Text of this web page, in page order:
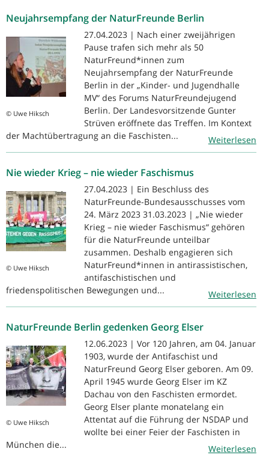
Neujahrsempfang der NaturFreunde Berlin
© Uwe Hiksch
27.04.2023 | Nach einer zweijährigen
Pause trafen sich mehr als 50
NaturFreund*innen zum
Neujahrsempfang der NaturFreunde
Berlin in der „Kinder- und Jugendhalle
MV“ des Forums NaturFreundejugend
Berlin. Der Landesvorsitzende Gunter
Strüven eröffnete das Treffen. Im Kontext
der Machtübertragung an die Faschisten...
Weiterlesen
Nie wieder Krieg – nie wieder Faschismus
© Uwe Hiksch
27.04.2023 | Ein Beschluss des
NaturFreunde-Bundesausschusses vom
24. März 2023 31.03.2023 | „Nie wieder
Krieg – nie wieder Faschismus“ gehören
für die NaturFreunde unteilbar
zusammen. Deshalb engagieren sich
NaturFreund*innen in antirassistischen,
antifaschistischen und
friedenspolitischen Bewegungen und...
Weiterlesen
NaturFreunde Berlin gedenken Georg Elser
© Uwe Hiksch
12.06.2023 | Vor 120 Jahren, am 04. Januar
1903, wurde der Antifaschist und
NaturFreund Georg Elser geboren. Am 09.
April 1945 wurde Georg Elser im KZ
Dachau von den Faschisten ermordet.
Georg Elser plante monatelang ein
Attentat auf die Führung der NSDAP und
wollte bei einer Feier der Faschisten in
München die...
Weiterlesen